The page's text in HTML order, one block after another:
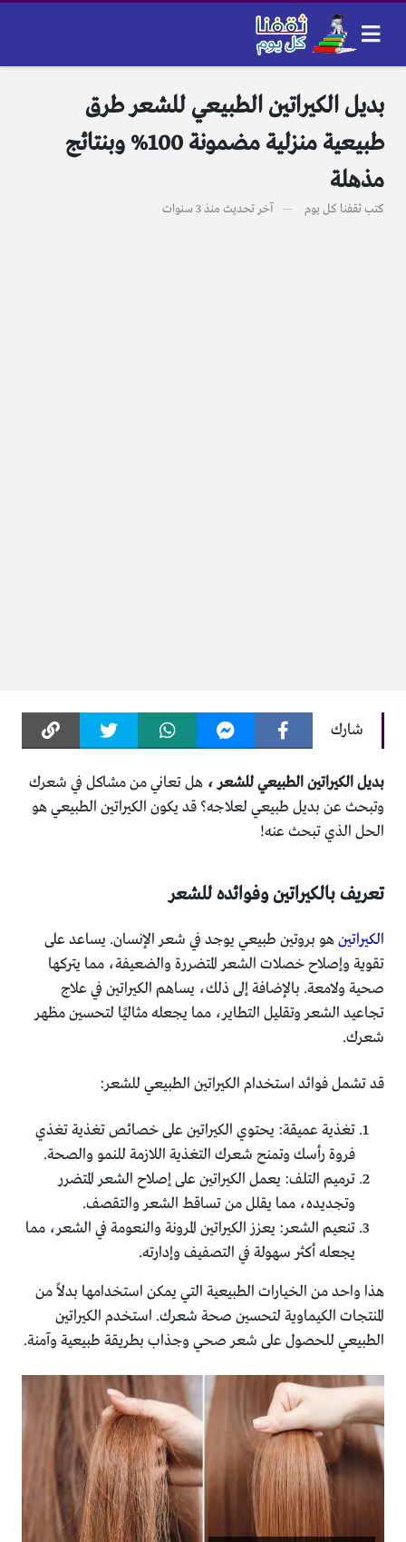
بديل الكيراتين الطبيعي للشعر طرق
طبيعية منزلية مضمونة 100% وبنتائج
مذهلة
كتبثقفنا كل يوم آخر تحديث منذ 3 سنوات
شارك
بديل الكيراتين الطبيعي للشعر ، هل تعاني من مشاكل في شعرك
وتبحث عن بديل طبيعي لعلاجه؟ قد يكون الكيراتين الطبيعي هو
الحل الذي تبحث عنه!
تعريف بالكيراتين وفوائده للشعر
الكيراتينهو بروتين طبيعي يوجد في شعر الإنسان. يساعد على
تقوية وإصلاح خصلات الشعر المتضررة والضعيفة، مما يتركها
صحية ولامعة. بالإضافة إلى ذلك، يساهم الكيراتين في علاج
تجاعيد الشعر وتقليل التطاير، مما يجعله مثاليًا لتحسين مظهر
شعرك.
قد تشمل فوائد استخدام الكيراتين الطبيعي للشعر:
تغذية عميقة: يحتوي الكيراتين على خصائص تغذية تغذي
فروة رأسك وتمنح شعرك التغذية اللازمة للنمو والصحة.
ترميم التلف: يعمل الكيراتين على إصلاح الشعر المتضرر
وتجديده، مما يقلل من تساقط الشعر والتقصف.
تنعيم الشعر: يعزز الكيراتين المرونة والنعومة في الشعر، مما
يجعله أكثر سهولة في التصفيف وإدارته.
هذا واحد من الخيارات الطبيعية التي يمكن استخدامها بدلاً من
المنتجات الكيماوية لتحسين صحة شعرك. استخدم الكيراتين
الطبيعي للحصول على شعر صحي وجذاب بطريقة طبيعية وآمنة.